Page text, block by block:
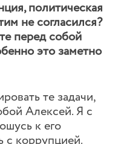
политическая
не согласился?
перед собой
это заметно
те задачи,
Алексей. Я с
к его
с коррупцией.